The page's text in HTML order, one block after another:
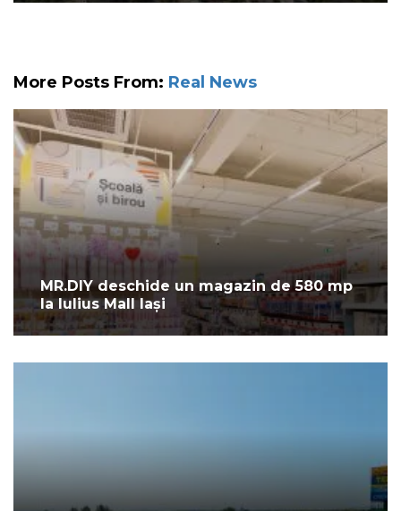
More Posts From: Real News
MR.DIY deschide un magazin de 580 mp
la Iulius Mall Iași